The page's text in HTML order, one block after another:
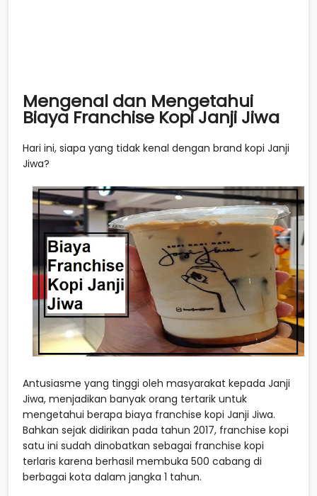
Mengenal dan Mengetahui
Biaya Franchise Kopi Janji Jiwa
Hari ini, siapa yang tidak kenal dengan brand kopi Janji
Jiwa?
Antusiasme yang tinggi oleh masyarakat kepada Janji
Jiwa, menjadikan banyak orang tertarik untuk
mengetahui berapa biaya franchise kopi Janji Jiwa.
Bahkan sejak didirikan pada tahun 2017, franchise kopi
satu ini sudah dinobatkan sebagai franchise kopi
terlaris karena berhasil membuka 500 cabang di
berbagai kota dalam jangka 1 tahun.